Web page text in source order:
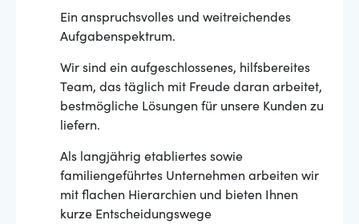
Ein anspruchsvolles und weitreichendes
Aufgabenspektrum.
Wir sind ein aufgeschlossenes, hilfsbereites
Team, das täglich mit Freude daran arbeitet,
bestmögliche Lösungen für unsere Kunden zu
liefern.
Als langjährig etabliertes sowie
familiengeführtes Unternehmen arbeiten wir
mit flachen Hierarchien und bieten Ihnen
kurze Entscheidungswege